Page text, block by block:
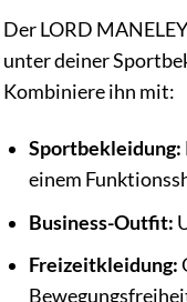
Der LORD
unter deiner
Kombiniere ihn mit:
Sportbekleidung:
einem
Business-Outfit:
Freizeitkleidung: